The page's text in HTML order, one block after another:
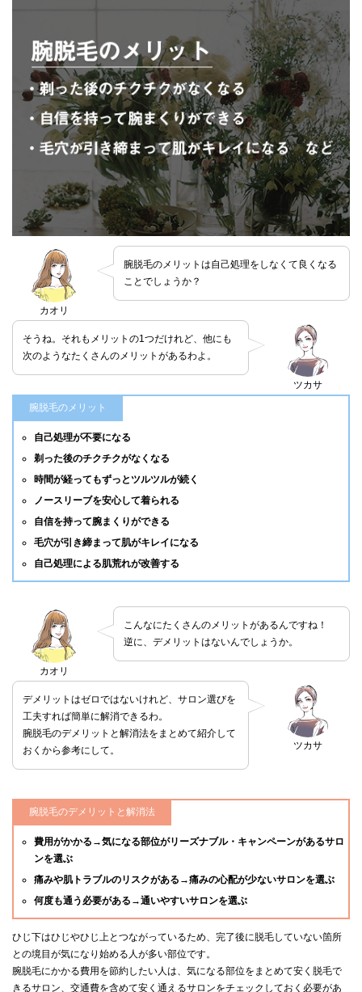
カオリ
腕脱毛のメリットは自己処理をしなくて良くなる
ことでしょうか？
ツカサ
そうね。それもメリットの1つだけれど、他にも
次のようなたくさんのメリットがあるわよ。
腕脱毛のメリット
自己処理が不要になる
剃った後のチクチクがなくなる
時間が経ってもずっとツルツルが続く
ノースリーブを安心して着られる
自信を持って腕まくりができる
毛穴が引き締まって肌がキレイになる
自己処理による肌荒れが改善する
カオリ
こんなにたくさんのメリットがあるんですね！
逆に、デメリットはないんでしょうか。
ツカサ
デメリットはゼロではないけれど、サロン選びを
工夫すれば簡単に解消できるわ。
腕脱毛のデメリットと解消法をまとめて紹介して
おくから参考にして。
腕脱毛のデメリットと解消法
費用がかかる→気になる部位がリーズナブル・キャンペーンがあるサロ
ンを選ぶ
痛みや肌トラブルのリスクがある→痛みの心配が少ないサロンを選ぶ
何度も通う必要がある→通いやすいサロンを選ぶ
ひじ下はひじやひじ上とつながっているため、完了後に脱毛していない箇所
との境目が気になり始める人が多い部位です。
腕脱毛にかかる費用を節約したい人は、気になる部位をまとめて安く脱毛で
きるサロン、交通費を含めて安く通えるサロンをチェックしておく必要があ